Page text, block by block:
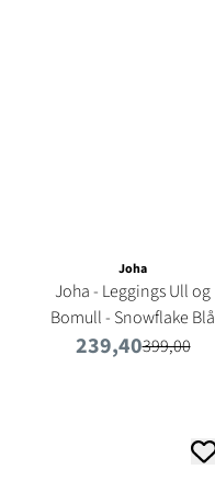
Joha
Joha - Leggings Ull og
Bomull - Snowflake Blå
239,40399,00